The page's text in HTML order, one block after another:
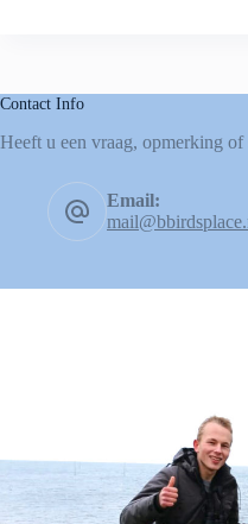
Contact Info
Heeft u een vraag, opmerking of
Email: